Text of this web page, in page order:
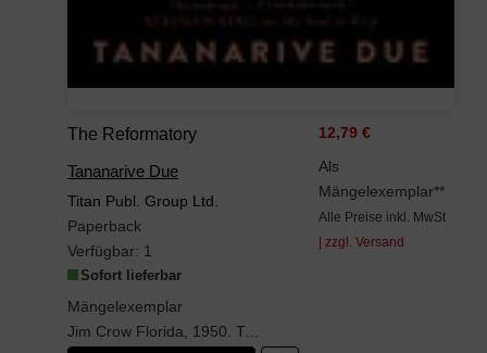
The Reformatory
Tananarive Due
Titan Publ. Group Ltd.
Paperback
Verfügbar: 1
Sofort lieferbar
Mängelexemplar
Jim Crow Florida, 1950. Twelve-year-old Robert Stephens Jr., who for a trivial scuffle with a whi...
12,79 €
Als
Mängelexemplar**
Alle Preise inkl. MwSt
| zzgl. Versand